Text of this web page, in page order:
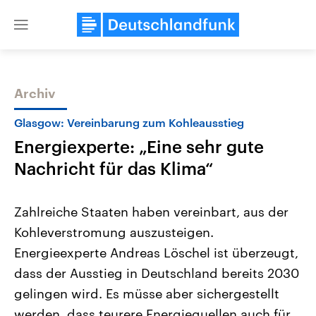
Close
Themen
Landtagswahl Sachsen-Anhalt
2026
Alle Informationen
Sachsen-Anhalt wählt am 6.
September 2026 einen neuen
Landtag. Seit 2021 wird das
Bundesland von einer Koalition aus
USA
Aktuelle Beiträge,
Hintergründe
Wirtschaftlich und
gehören die Vereinigten
den mächtigsten Ländern
mit großem Einfluss auf
Archiv
Glasgow: Vereinbarung zum Kohleausstieg
Energiexperte: „Eine sehr gute
Nachricht für das Klima“
Zahlreiche Staaten haben vereinbart, aus der
Kohleverstromung auszusteigen.
Energieexperte Andreas Löschel ist überzeugt,
dass der Ausstieg in Deutschland bereits 2030
gelingen wird. Es müsse aber sichergestellt